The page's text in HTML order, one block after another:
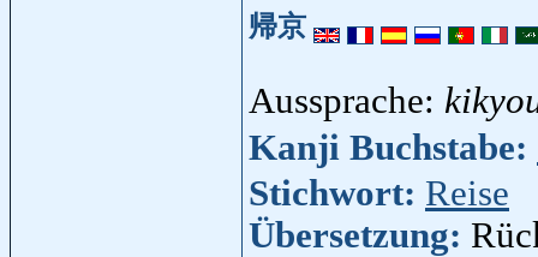
帰京
Aussprache:
Kanji Buchstabe:
Stichwort: Reise
Übersetzung: